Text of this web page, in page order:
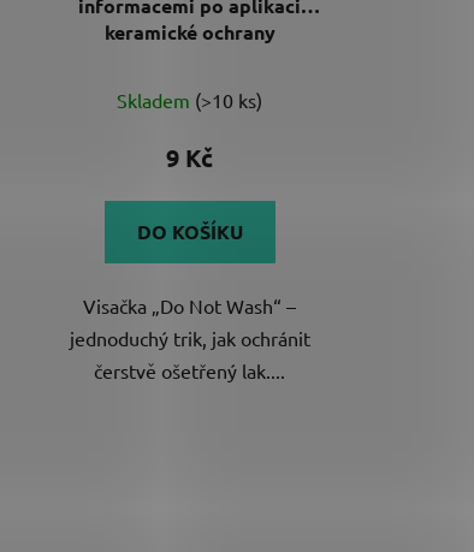
informacemi po aplikaci
keramické ochrany
Skladem (>10 ks)
9 Kč
DO KOŠÍKU
Visačka „Do Not Wash“ –
jednoduchý trik, jak ochránit
čerstvě ošetřený lak....